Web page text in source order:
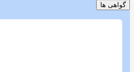
گواهی ها